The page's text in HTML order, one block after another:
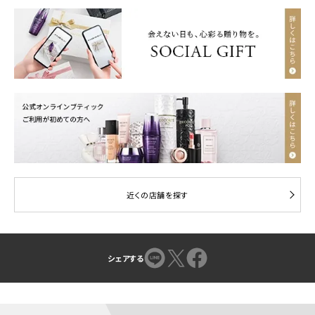
近くの店舗を探す
シェアする